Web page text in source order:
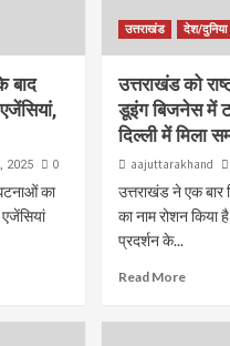
बाद
2025 0
का
उत्तराखंड देश/दुनिया
उत्तराखंड को
डूइंग बिजनेस में
दिल्ली में मिला
aajuttarakhand
उत्तराखंड ने एक बार
का नाम रोशन किया
प्रदर्शन के...
Read More